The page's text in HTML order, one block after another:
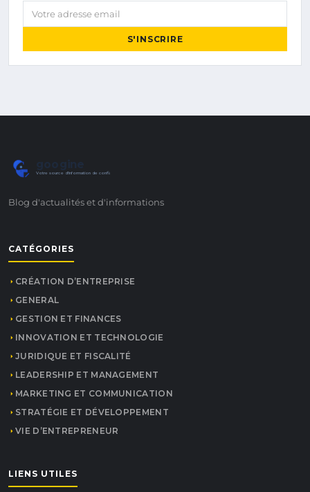
Votre adresse email
S'INSCRIRE
Votre source d'information de confiance
Blog d'actualités et d'informations
CATÉGORIES
CRÉATION D’ENTREPRISE
GENERAL
GESTION ET FINANCES
INNOVATION ET TECHNOLOGIE
JURIDIQUE ET FISCALITÉ
LEADERSHIP ET MANAGEMENT
MARKETING ET COMMUNICATION
STRATÉGIE ET DÉVELOPPEMENT
VIE D’ENTREPRENEUR
LIENS UTILES